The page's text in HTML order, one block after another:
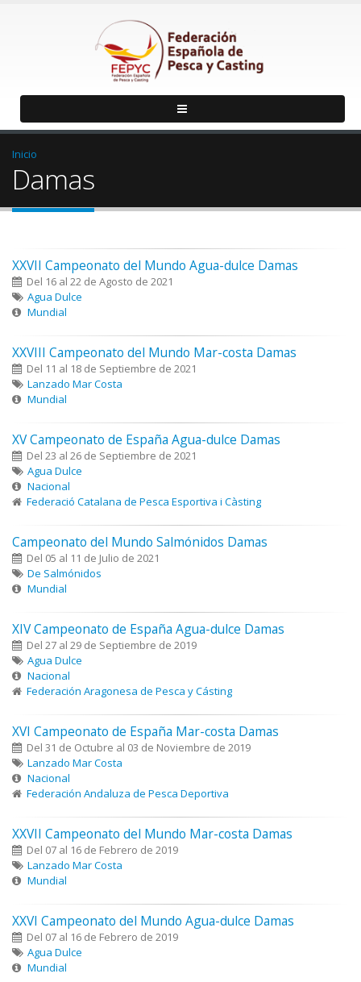
Inicio
Damas
XXVII Campeonato del Mundo Agua-dulce Damas
Del 16 al 22 de Agosto de 2021
Agua Dulce
Mundial
XXVIII Campeonato del Mundo Mar-costa Damas
Del 11 al 18 de Septiembre de 2021
Lanzado Mar Costa
Mundial
XV Campeonato de España Agua-dulce Damas
Del 23 al 26 de Septiembre de 2021
Agua Dulce
Nacional
Federació Catalana de Pesca Esportiva i Càsting
Campeonato del Mundo Salmónidos Damas
Del 05 al 11 de Julio de 2021
De Salmónidos
Mundial
XIV Campeonato de España Agua-dulce Damas
Del 27 al 29 de Septiembre de 2019
Agua Dulce
Nacional
Federación Aragonesa de Pesca y Cásting
XVI Campeonato de España Mar-costa Damas
Del 31 de Octubre al 03 de Noviembre de 2019
Lanzado Mar Costa
Nacional
Federación Andaluza de Pesca Deportiva
XXVII Campeonato del Mundo Mar-costa Damas
Del 07 al 16 de Febrero de 2019
Lanzado Mar Costa
Mundial
XXVI Campeonato del Mundo Agua-dulce Damas
Del 07 al 16 de Febrero de 2019
Agua Dulce
Mundial